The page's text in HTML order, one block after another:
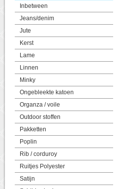
Inbetween
Jeans/denim
Jute
Kerst
Lame
Linnen
Minky
Ongebleekte katoen
Organza / voile
Outdoor stoffen
Pakketten
Poplin
Rib / corduroy
Ruitjes Polyester
Satijn